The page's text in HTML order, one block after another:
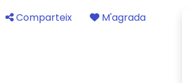
Comparteix M'agrada